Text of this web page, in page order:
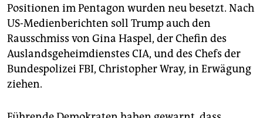
Positionen im Pentagon wurden neu besetzt. Nach
US-Medienberichten soll Trump auch den
Rausschmiss von Gina Haspel, der Chefin des
Auslandsgeheimdienstes CIA, und des Chefs der
Bundespolizei FBI, Christopher Wray, in Erwägung
ziehen.